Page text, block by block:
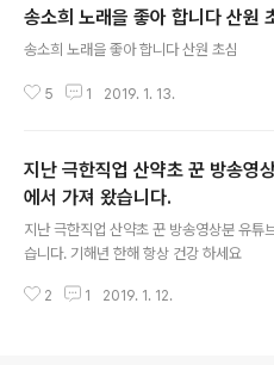
송소희 노래을 좋아 합
송소희 노래을 좋아 합니다 산원 초심
5 1 2019. 1. 13.
지난 극한직업 산약초 꾼 방송영
에서 가져 왔습니다.
지난 극한직업 산약초 꾼 방송영상분 유튜
습니다. 기해년 한해 항상 건강 하세요
2 1 2019. 1. 12.